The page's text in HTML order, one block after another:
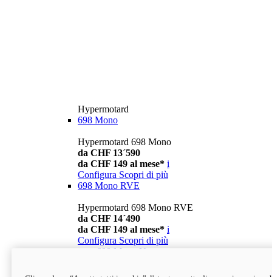
Hypermotard
698 Mono
Hypermotard 698 Mono
da CHF 13´590
da CHF 149 al mese* i
Configura Scopri di più
698 Mono RVE
Hypermotard 698 Mono RVE
da CHF 14´490
da CHF 149 al mese* i
Configura Scopri di più
698 Mono Nera
Hypermotard 698 Mono Nera